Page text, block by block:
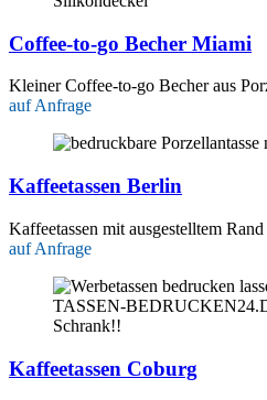
Coffee-to-go Becher Miami
Kleiner Coffee-to-go Becher aus
auf Anfrage
Kaffeetassen Berlin
Kaffeetassen mit ausgestelltem Rand
auf Anfrage
Kaffeetassen Coburg